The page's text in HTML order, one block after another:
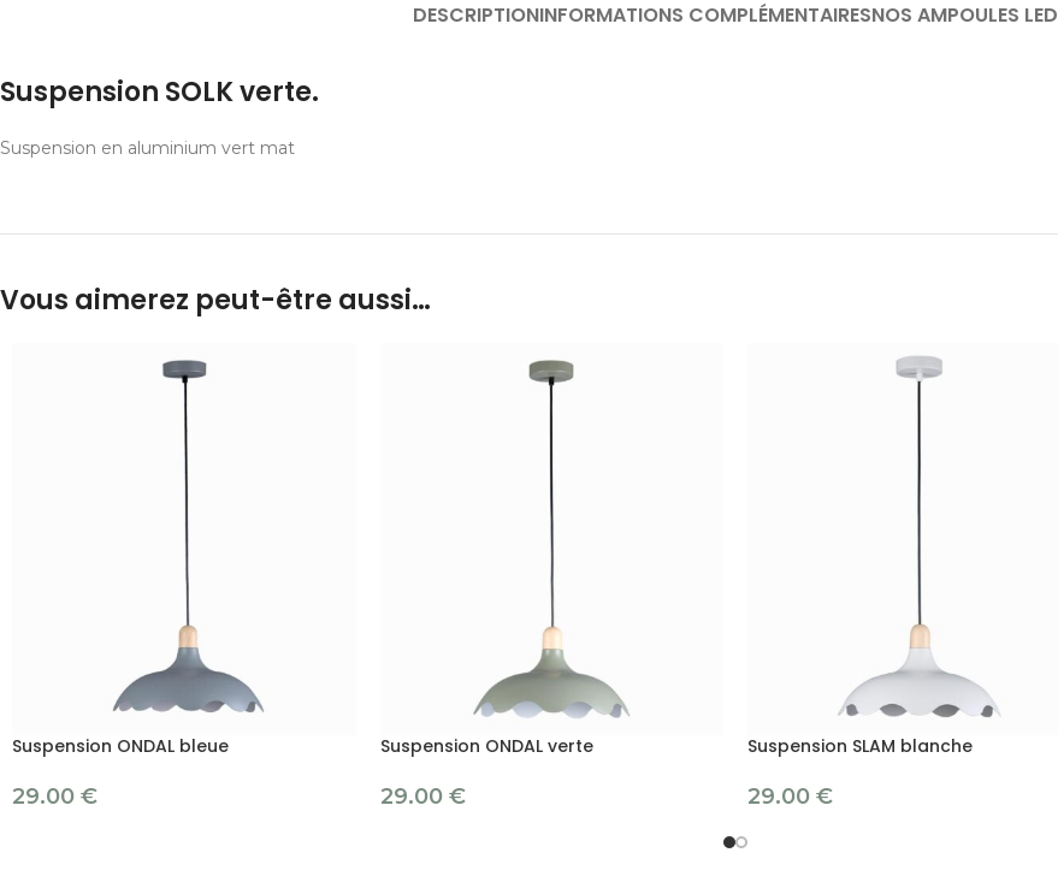
DESCRIPTIONINFORMATIONS COMPLÉMENTAIRESNOS AMPOULES LED
Suspension SOLK verte.
Suspension en aluminium vert mat
Vous aimerez peut-être aussi…
Suspension ONDAL bleue
29.00 €
Suspension ONDAL verte
29.00 €
Suspension SLAM blanche
29.00 €